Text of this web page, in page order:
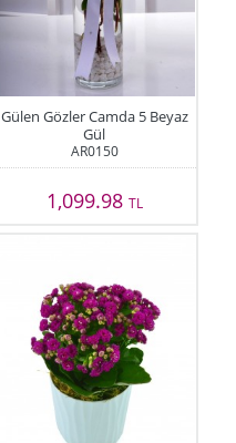
Gülen Gözler Camda 5 Beyaz
Gül
AR0150
1,099.98 TL